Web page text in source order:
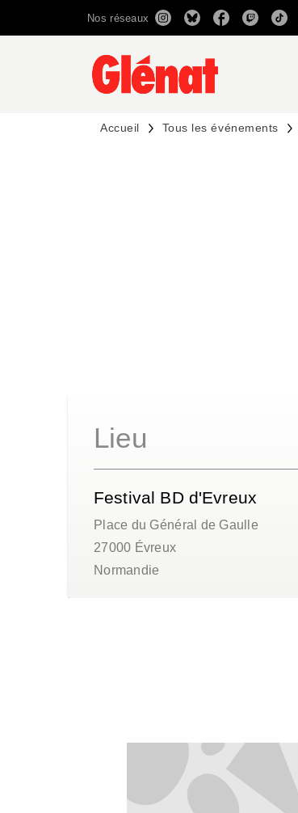
RECHERCHE
Nos réseaux
Accueil Tous les événements
Lieu
Festival BD d'Evreux
Place du Général de Gaulle
27000 Évreux
Normandie